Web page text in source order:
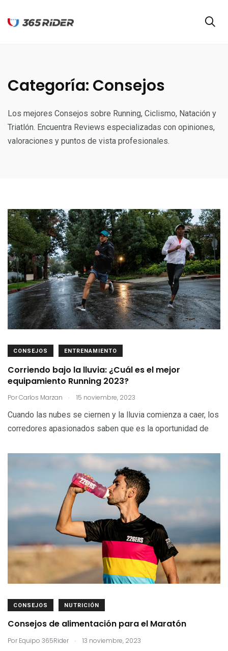
Categoría: Consejos
Los mejores Consejos sobre Running, Ciclismo, Natación y
Triatlón. Encuentra Reviews especializadas con opiniones,
valoraciones y puntos de vista profesionales.
CONSEJOS ENTRENAMIENTO
Corriendo bajo la lluvia: ¿Cuál es el mejor
equipamiento Running 2023?
PorCarlos Marzan . 15 noviembre, 2023
Cuando las nubes se ciernen y la lluvia comienza a caer, los
corredores apasionados saben que es la oportunidad de
CONSEJOS NUTRICIÓN
Consejos de alimentación para el Maratón
Por Equipo 365Rider . 13 noviembre, 2023